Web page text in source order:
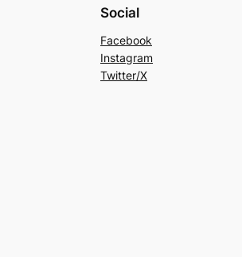
Social
Facebook
Instagram
Twitter/X